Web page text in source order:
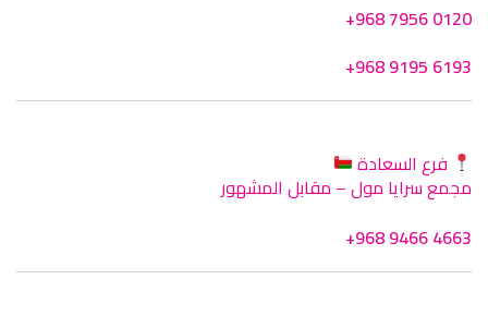
+968 7956 0120
+968 9195 6193
فرع السعادة
مجمع سرايا مول – مقابل المشهور
+968 9466 4663